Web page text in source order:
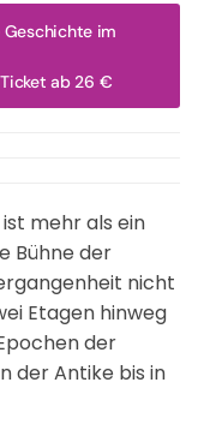
Geschichte im
ab 26 €
ist mehr als ein
Bühne der
nicht
Etagen hinweg
der
der Antike bis in